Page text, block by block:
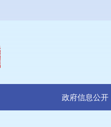
政府信息公开